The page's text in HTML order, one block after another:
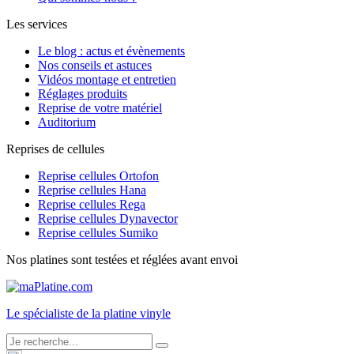
Les services
Le blog : actus et évènements
Nos conseils et astuces
Vidéos montage et entretien
Réglages produits
Reprise de votre matériel
Auditorium
Reprises de cellules
Reprise cellules Ortofon
Reprise cellules Hana
Reprise cellules Rega
Reprise cellules Dynavector
Reprise cellules Sumiko
Nos platines sont testées et réglées avant envoi
Le spécialiste de la platine vinyle